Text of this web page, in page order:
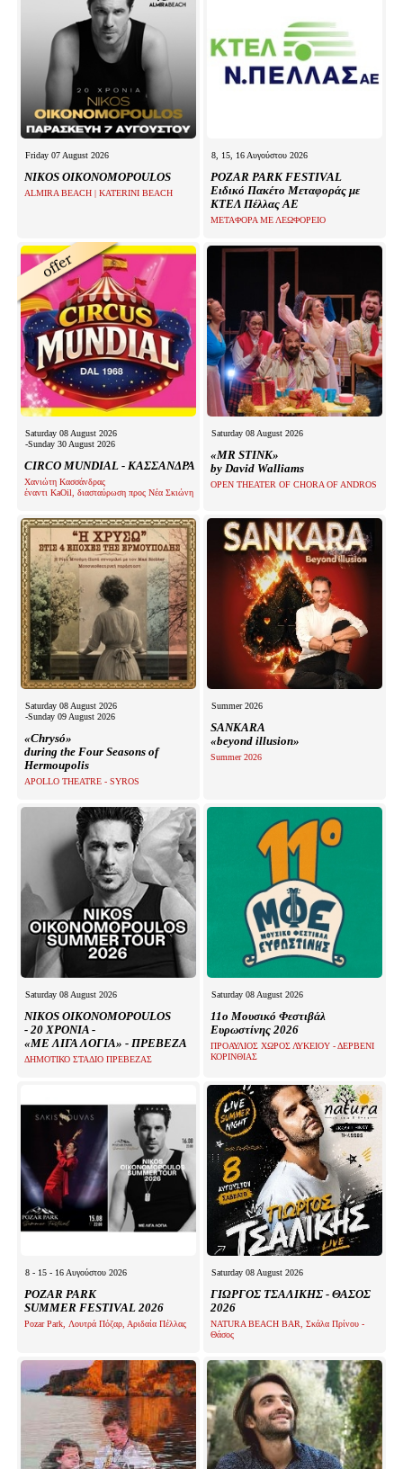
Friday 07 August 2026
NIKOS OIKONOMOPOULOS
ALMIRA BEACH | KATERINI BEACH
8, 15, 16 Αυγούστου 2026
POZAR PARK FESTIVAL
Ειδικό Πακέτο Μεταφοράς με
ΚΤΕΛ Πέλλας ΑΕ
ΜΕΤΑΦΟΡΑ ΜΕ ΛΕΩΦΟΡΕΙΟ
Saturday 08 August 2026
-Sunday 30 August 2026
CIRCO MUNDIAL - ΚΑΣΣΑΝΔΡΑ
Χανιώτη Κασσάνδρας
έναντι KaOil, διασταύρωση προς Νέα Σκιώνη
Saturday 08 August 2026
«MR STINK»
by David Walliams
OPEN THEATER OF CHORA OF ANDROS
Saturday 08 August 2026
-Sunday 09 August 2026
«Chrysó»
during the Four Seasons of
Hermoupolis
APOLLO THEATRE - SYROS
Summer 2026
SANKARA
«beyond illusion»
Summer 2026
Saturday 08 August 2026
NIKOS OIKONOMOPOULOS
- 20 ΧΡΟΝΙΑ -
«ΜΕ ΛΙΓΑ ΛΟΓΙΑ» - ΠΡΕΒΕΖΑ
ΔΗΜΟΤΙΚΟ ΣΤΑΔΙΟ ΠΡΕΒΕΖΑΣ
Saturday 08 August 2026
11ο Μουσικό Φεστιβάλ
Ευρωστίνης 2026
ΠΡΟΑΥΛΙΟΣ ΧΩΡΟΣ ΛΥΚΕΙΟΥ - ΔΕΡΒΕΝΙ
ΚΟΡΙΝΘΙΑΣ
8 - 15 - 16 Αυγούστου 2026
POZAR PARK
SUMMER FESTIVAL 2026
Pozar Park, Λουτρά Πόζαρ, Αριδαία Πέλλας
Saturday 08 August 2026
ΓΙΩΡΓΟΣ ΤΣΑΛΙΚΗΣ - ΘΑΣΟΣ
2026
NATURA BEACH BAR, Σκάλα Πρίνου -
Θάσος